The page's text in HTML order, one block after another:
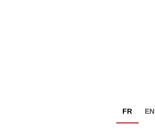
FR EN